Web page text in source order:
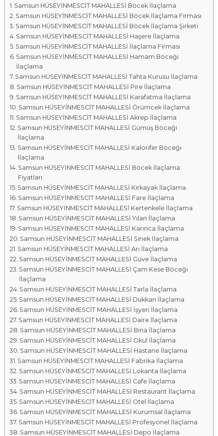
a
l
a
r
ı
Samsun HÜSEYİNMESCİT MAHALLESİ Böcek İlaçlama
Samsun HÜSEYİNMESCİT MAHALLESİ Böcek İlaçlama Firması
Samsun HÜSEYİNMESCİT MAHALLESİ Böcek İlaçlama Şirketi
Samsun HÜSEYİNMESCİT MAHALLESİ Haşere İlaçlama
Samsun HÜSEYİNMESCİT MAHALLESİ İlaçlama Firması
Samsun HÜSEYİNMESCİT MAHALLESİ Hamam Böceği
İlaçlama
Samsun HÜSEYİNMESCİT MAHALLESİ Tahta Kurusu İlaçlama
Samsun HÜSEYİNMESCİT MAHALLESİ Pire İlaçlama
Samsun HÜSEYİNMESCİT MAHALLESİ Karafatma İlaçlama
Samsun HÜSEYİNMESCİT MAHALLESİ Örümcek İlaçlama
Samsun HÜSEYİNMESCİT MAHALLESİ Akrep İlaçlama
Samsun HÜSEYİNMESCİT MAHALLESİ Gümüş Böceği
İlaçlama
Samsun HÜSEYİNMESCİT MAHALLESİ Kalorifer Böceği
İlaçlama
Samsun HÜSEYİNMESCİT MAHALLESİ Böcek İlaçlama
Fiyatları
Samsun HÜSEYİNMESCİT MAHALLESİ Kırkayak İlaçlama
Samsun HÜSEYİNMESCİT MAHALLESİ Fare İlaçlama
Samsun HÜSEYİNMESCİT MAHALLESİ Kertenkele İlaçlama
Samsun HÜSEYİNMESCİT MAHALLESİ Yılan İlaçlama
Samsun HÜSEYİNMESCİT MAHALLESİ Karınca İlaçlama
Samsun HÜSEYİNMESCİT MAHALLESİ Sinek İlaçlama
Samsun HÜSEYİNMESCİT MAHALLESİ Arı İlaçlama
Samsun HÜSEYİNMESCİT MAHALLESİ Güve İlaçlama
Samsun HÜSEYİNMESCİT MAHALLESİ Çam Kese Böceği
İlaçlama
Samsun HÜSEYİNMESCİT MAHALLESİ Tarla İlaçlama
Samsun HÜSEYİNMESCİT MAHALLESİ Dükkan İlaçlama
Samsun HÜSEYİNMESCİT MAHALLESİ İşyeri İlaçlama
Samsun HÜSEYİNMESCİT MAHALLESİ Daire İlaçlama
Samsun HÜSEYİNMESCİT MAHALLESİ Bina İlaçlama
Samsun HÜSEYİNMESCİT MAHALLESİ Okul İlaçlama
Samsun HÜSEYİNMESCİT MAHALLESİ Hastane İlaçlama
Samsun HÜSEYİNMESCİT MAHALLESİ Fabrika İlaçlama
Samsun HÜSEYİNMESCİT MAHALLESİ Lokanta İlaçlama
Samsun HÜSEYİNMESCİT MAHALLESİ Cafe İlaçlama
Samsun HÜSEYİNMESCİT MAHALLESİ Restaurant İlaçlama
Samsun HÜSEYİNMESCİT MAHALLESİ Otel İlaçlama
Samsun HÜSEYİNMESCİT MAHALLESİ Kurumsal İlaçlama
Samsun HÜSEYİNMESCİT MAHALLESİ Profesyonel İlaçlama
Samsun HÜSEYİNMESCİT MAHALLESİ Depo İlaçlama